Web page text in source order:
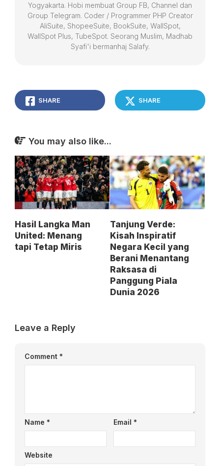
Yogyakarta. Hobi membuat Group FB, Channel dan
Group Telegram. Coder / Programmer PHP Creator
AliSuite, ShopeeSuite, BookSuite, WallSpot,
WallSpot Plus, TubeSpot. Seorang Muslim, Madhab
Syafi'i bermanhaj Salafy.
SHARE SHARE
You may also like...
Hasil Langka Man
United: Menang
tapi Tetap Miris
Tanjung Verde:
Kisah Inspiratif
Negara Kecil yang
Berani Menantang
Raksasa di
Panggung Piala
Dunia 2026
Leave a Reply
Comment *
Name * Email *
Website